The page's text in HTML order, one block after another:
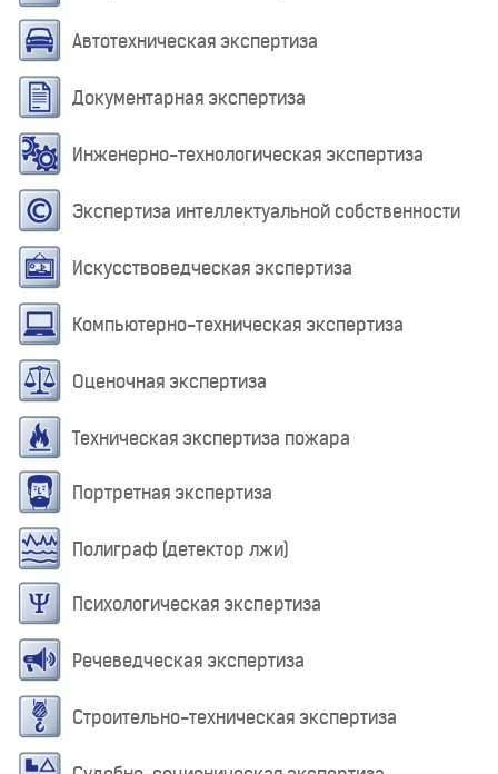
Автотехническая экспертиза
Документарная экспертиза
Инженерно-технологическая экспертиза
Экспертиза интеллектуальной собственности
Искусствоведческая экспертиза
Компьютерно-техническая экспертиза
Оценочная экспертиза
Техническая экспертиза пожара
Портретная экспертиза
Полиграф (детектор лжи)
Психологическая экспертиза
Речеведческая экспертиза
Строительно-техническая экспертиза